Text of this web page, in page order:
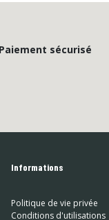
Paiement sécurisé
Informations
Politique de vie privée
Conditions d'utilisations